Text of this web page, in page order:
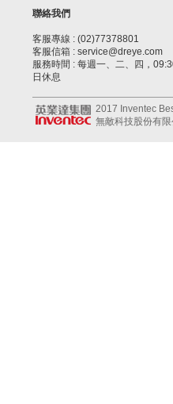
聯絡我們
客服專線 : (02)77378801
客服信箱 : service@dreye.com
服務時間 : 每週一、二、四，
日休息
2017 Inventec
無敵科技股份有